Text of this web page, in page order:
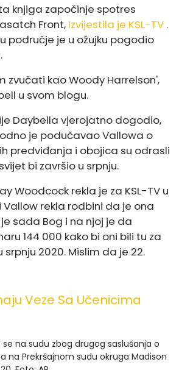
knjiga započinje spotres
Front, Izvijestila je KSL-TV .
područje je u ožujku pogodio
zvučati kao Woody Harrelson',
u svom blogu.
Daybella vjerojatno dogodio,
je podučavao Vallowa o
predviđanja i obojica su odrasli
bi završio u srpnju.
Woodcock rekla je za KSL-TV u
Vallow rekla rodbini da je ona
sada Bog i na njoj je da
144 000 kako bi oni bili tu za
2020. Mislim da je 22.
Veze Sa Učenicima
se na sudu zbog drugog saslušanja o
na Prekršajnom sudu okruga Madison